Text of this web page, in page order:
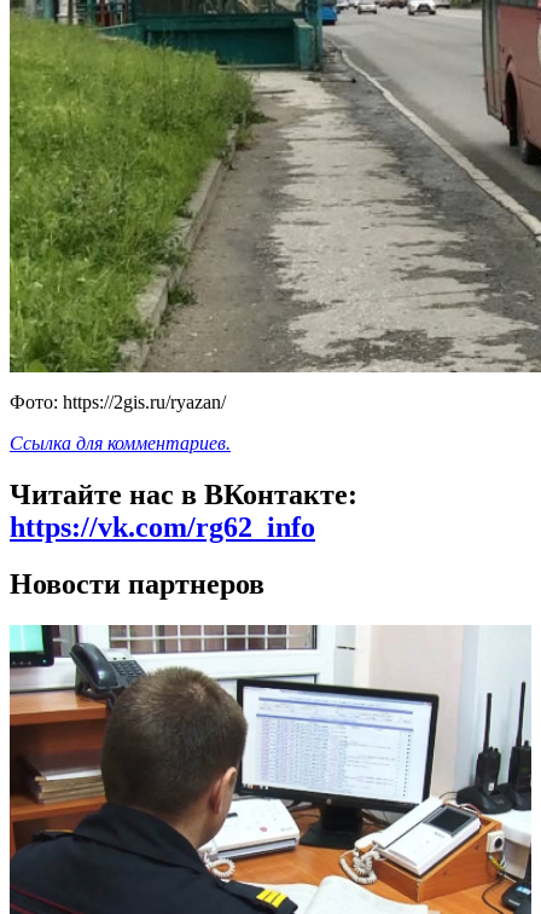
Фото: https://2gis.ru/ryazan/
Ссылка для комментариев.
Читайте нас в ВКонтакте:
https://vk.com/rg62_info
Новости партнеров